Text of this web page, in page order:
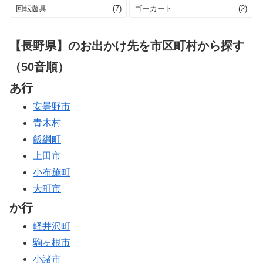
回転遊具 (7) ゴーカート (2)
【長野県】のお出かけ先を市区町村から探す
（50音順）
あ行
安曇野市
青木村
飯綱町
上田市
小布施町
大町市
か行
軽井沢町
駒ヶ根市
小諸市